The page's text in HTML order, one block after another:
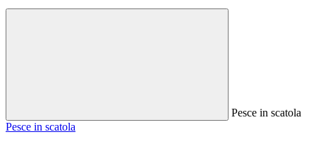
Pesce in scatola
Pesce in scatola